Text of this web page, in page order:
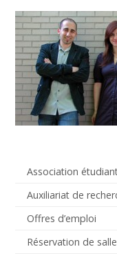
Association
Auxiliariat de
Offres d’emploi
Réservation de